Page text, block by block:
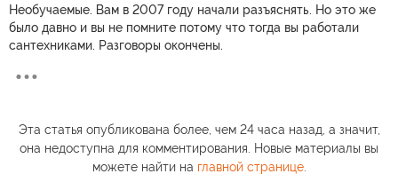
Необучаемые. Вам в 2007 году начали разъяснять. Но это же
было давно и вы не помните потому что тогда вы работали
сантехниками. Разговоры окончены.
Эта статья опубликована более, чем 24 часа назад, а значит,
она недоступна для комментирования. Новые материалы вы
можете найти на главной странице.